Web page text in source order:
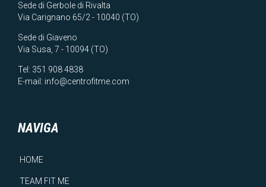
Sede di Gerbole di Rivalta
Via Carignano 65/2 - 10040 (TO)
Sede di Giaveno
Via Susa, 7 - 10094 (TO)
Tel: 351 908 4838
E-mail: info@centrofitme.com
NAVIGA
HOME
TEAM FIT ME